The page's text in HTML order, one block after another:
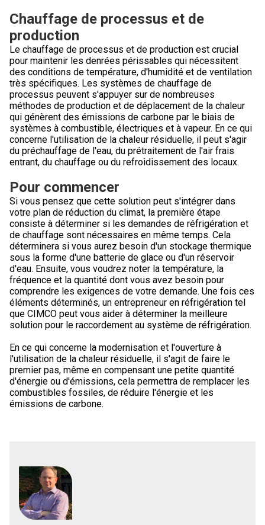
Chauffage de processus et de
production
Le chauffage de processus et de production est crucial
pour maintenir les denrées périssables qui nécessitent
des conditions de température, d'humidité et de ventilation
très spécifiques. Les systèmes de chauffage de
processus peuvent s'appuyer sur de nombreuses
méthodes de production et de déplacement de la chaleur
qui génèrent des émissions de carbone par le biais de
systèmes à combustible, électriques et à vapeur. En ce qui
concerne l'utilisation de la chaleur résiduelle, il peut s'agir
du préchauffage de l'eau, du prétraitement de l'air frais
entrant, du chauffage ou du refroidissement des locaux.
Pour commencer
Si vous pensez que cette solution peut s'intégrer dans
votre plan de réduction du climat, la première étape
consiste à déterminer si les demandes de réfrigération et
de chauffage sont nécessaires en même temps. Cela
déterminera si vous aurez besoin d'un stockage thermique
sous la forme d'une batterie de glace ou d'un réservoir
d'eau. Ensuite, vous voudrez noter la température, la
fréquence et la quantité dont vous avez besoin pour
comprendre les exigences de votre demande. Une fois ces
éléments déterminés, un entrepreneur en réfrigération tel
que CIMCO peut vous aider à déterminer la meilleure
solution pour le raccordement au système de réfrigération.
En ce qui concerne la modernisation et l'ouverture à
l'utilisation de la chaleur résiduelle, il s'agit de faire le
premier pas, même en compensant une petite quantité
d'énergie ou d'émissions, cela permettra de remplacer les
combustibles fossiles, de réduire l'énergie et les
émissions de carbone.